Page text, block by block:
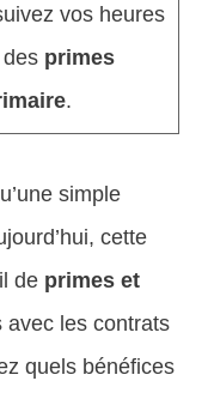
vos heures
primes
.
simple
cette
de primes et
avec les contrats
quels bénéfices